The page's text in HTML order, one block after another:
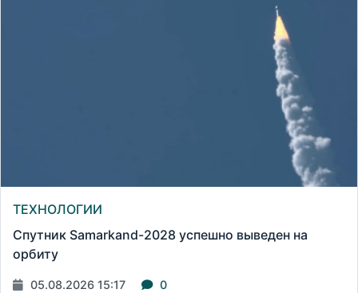
ТЕХНОЛОГИИ
Спутник Samarkand-2028 успешно выведен на
орбиту
05.08.2026 15:17 0